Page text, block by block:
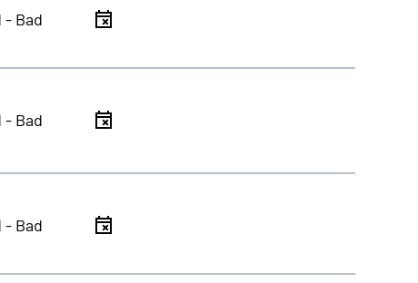
- Bad
- Bad
- Bad